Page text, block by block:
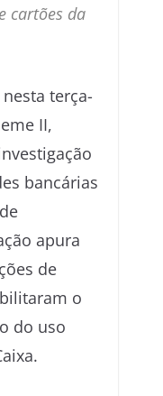
cartões da
terça-
II,
bancárias
apura
de
o
do uso